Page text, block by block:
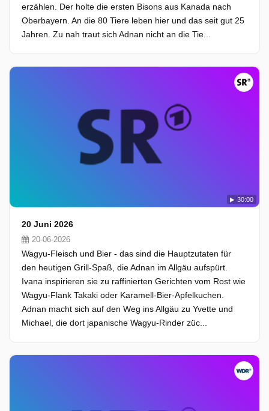
erzählen. Der holte die ersten Bisons aus Kanada nach
Oberbayern. An die 80 Tiere leben hier und das seit gut 25
Jahren. Zu nah traut sich Adnan nicht an die Tie...
30:00
20 Juni 2026
20-06-2026
Wagyu-Fleisch und Bier - das sind die Hauptzutaten für
den heutigen Grill-Spaß, die Adnan im Allgäu aufspürt.
Ivana inspirieren sie zu raffinierten Gerichten vom Rost wie
Wagyu-Flank Takaki oder Karamell-Bier-Apfelkuchen.
Adnan macht sich auf den Weg ins Allgäu zu Yvette und
Michael, die dort japanische Wagyu-Rinder züc...